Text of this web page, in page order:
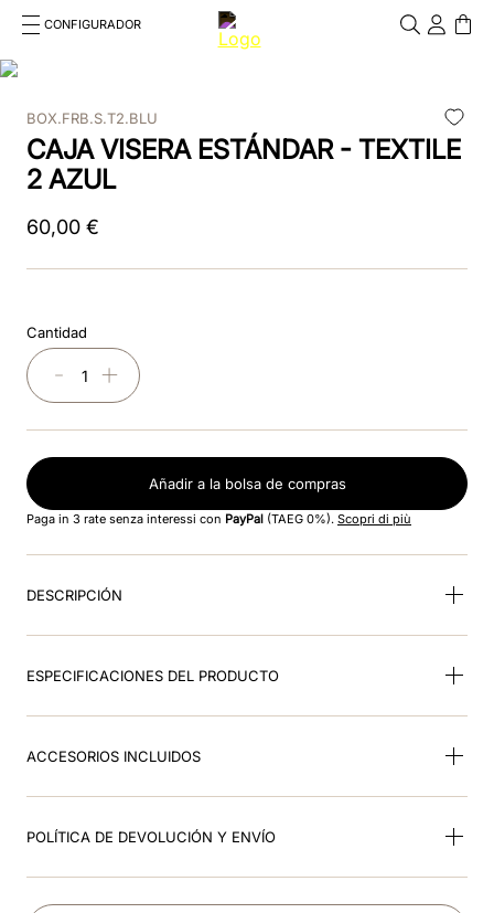
CONFIGURADOR
Cosa stai cercando?
1 kep
2 nova
3.chromo 2 0
frontale
6.cascos
7.front insert
8.star
9.rosa
10.visera
BOX.FRB.S.T2.BLU
CAJA VISERA ESTÁNDAR - TEXTILE
2 AZUL
60,00 €
Cantidad
＋
－
Añadir a la bolsa de compras
Paga in 3 rate senza interessi con PayPal (TAEG 0%). Scopri di più
DESCRIPCIÓN
ESPECIFICACIONES DEL PRODUCTO
ACCESORIOS INCLUIDOS
POLÍTICA DE DEVOLUCIÓN Y ENVÍO